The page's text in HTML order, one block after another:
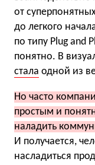
от
до легкого
по типу Plug and
понятно. В
стала одной из
Но часто
простым и
наладить
И получается,
насладиться